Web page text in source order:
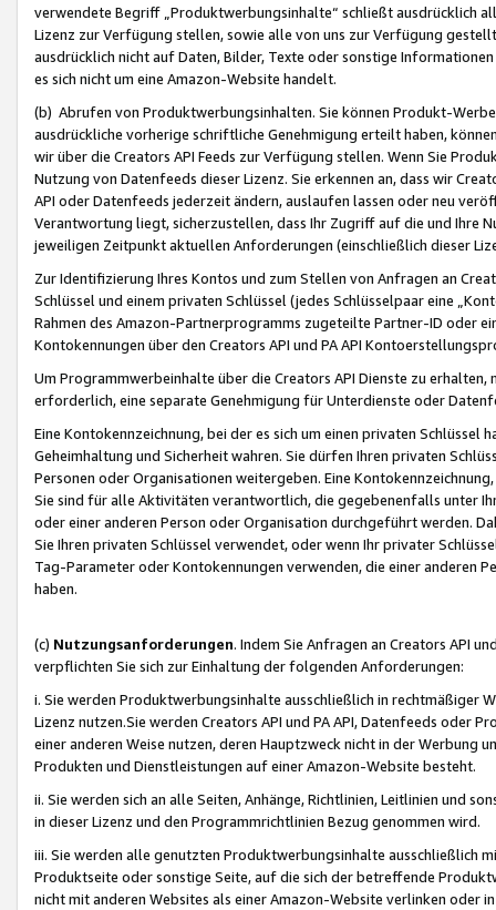
verwendete Begriff „Produktwerbungsinhalte“ schließt ausdrücklich
Lizenz zur Verfügung stellen, sowie alle von uns zur Verfügung
ausdrücklich nicht auf Daten, Bilder, Texte oder sonstige
es sich nicht um eine Amazon-Website handelt.
(b) Abrufen von Produktwerbungsinhalten. Sie können Produkt-
ausdrückliche vorherige schriftliche Genehmigung erteilt haben,
wir über die Creators API Feeds zur Verfügung stellen. Wenn Sie
Nutzung von Datenfeeds dieser Lizenz. Sie erkennen an, dass wir
API oder Datenfeeds jederzeit ändern, auslaufen lassen oder neu
Verantwortung liegt, sicherzustellen, dass Ihr Zugriff auf die und Ihre
jeweiligen Zeitpunkt aktuellen Anforderungen (einschließlich dieser
Zur Identifizierung Ihres Kontos und zum Stellen von Anfragen an
Schlüssel und einem privaten Schlüssel (jedes Schlüsselpaar eine
Rahmen des Amazon-Partnerprogramms zugeteilte Partner-ID oder
Kontokennungen über den Creators API und PA API
Um Programmwerbeinhalte über die Creators API Dienste zu
erforderlich, eine separate Genehmigung für Unterdienste oder
Eine Kontokennzeichnung, bei der es sich um einen privaten
Geheimhaltung und Sicherheit wahren. Sie dürfen Ihren privaten
Personen oder Organisationen weitergeben. Eine
Sie sind für alle Aktivitäten verantwortlich, die gegebenenfalls unter
oder einer anderen Person oder Organisation durchgeführt werden.
Sie Ihren privaten Schlüssel verwendet, oder wenn Ihr privater
Tag-Parameter oder Kontokennungen verwenden, die einer anderen
haben.
(c) Nutzungsanforderungen. Indem Sie Anfragen an Creators API
verpflichten Sie sich zur Einhaltung der folgenden Anforderungen:
i. Sie werden Produktwerbungsinhalte ausschließlich in rechtmäßiger
Lizenz nutzen.Sie werden Creators API und PA API, Datenfeeds oder
einer anderen Weise nutzen, deren Hauptzweck nicht in der Werbung
Produkten und Dienstleistungen auf einer Amazon-Website besteht.
ii. Sie werden sich an alle Seiten, Anhänge, Richtlinien, Leitlinien und
in dieser Lizenz und den Programmrichtlinien Bezug genommen wird.
iii. Sie werden alle genutzten Produktwerbungsinhalte ausschließlich
Produktseite oder sonstige Seite, auf die sich der betreffende
nicht mit anderen Websites als einer Amazon-Website verlinken oder